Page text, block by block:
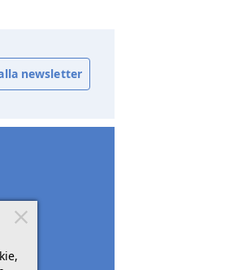
newsletter